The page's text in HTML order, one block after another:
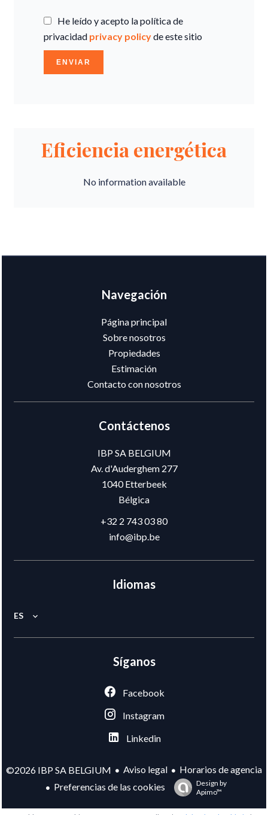
He leído y acepto la política de
privacidad privacy policyde este sitio
ENVIAR
Eficiencia energética
No information available
Navegación
Página principal
Sobre nosotros
Propiedades
Estimación
Contacto con nosotros
Contáctenos
IBP SA BELGIUM
Av. d'Auderghem 277
1040Etterbeek
Bélgica
+32 2 743 03 80
info@ibp.be
Idiomas
ES
Síganos
Facebook
Instagram
Linkedin
©2026 IBP SA BELGIUM Aviso legal
Horarios de agencia
Preferencias de las cookies
Design by
Apimo™